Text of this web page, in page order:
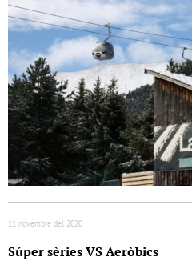
11 novembre del 2020
Súper sèries VS Aeròbics